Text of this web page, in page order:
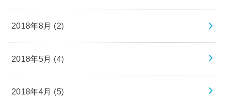
2018年8月 (2)
2018年5月 (4)
2018年4月 (5)